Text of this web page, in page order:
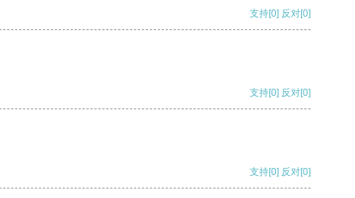
支持[0] 反对[0]
支持[0] 反对[0]
支持[0] 反对[0]